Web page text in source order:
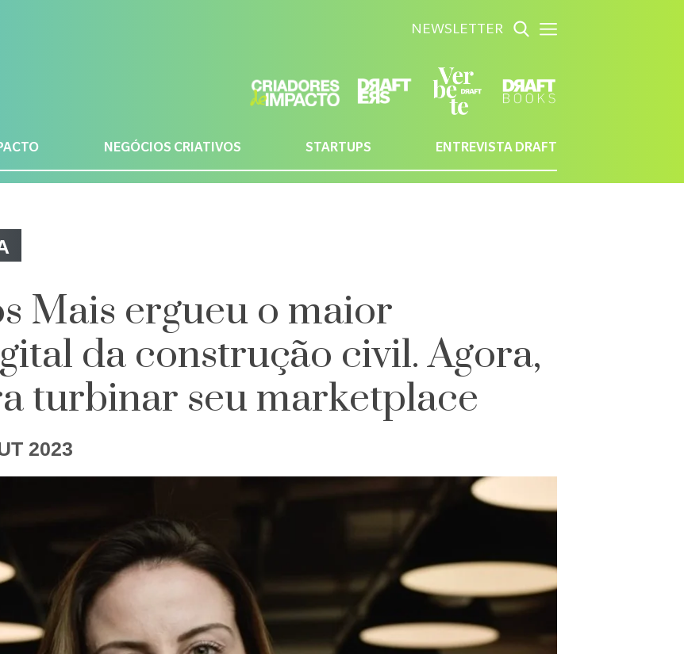
NEWSLETTER
NEGÓCIOS CRIATIVOS STARTUPS ENTREVISTA DRAFT
Mais ergueu o maior
da construção civil. Agora,
turbinar seu marketplace
2023